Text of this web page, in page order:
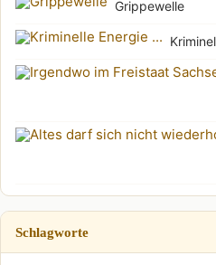
Grippewelle
Schlagworte